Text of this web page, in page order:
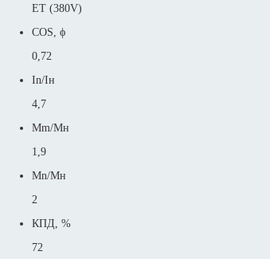
ET (380V)
COS, ϕ
0,72
In/Iн
4,7
Mm/Mн
1,9
Mn/Mн
2
КПД, %
72